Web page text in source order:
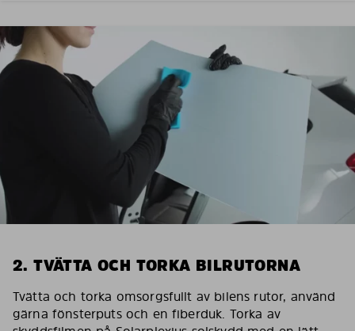
2. TVÄTTA OCH TORKA BILRUTORNA
Tvätta och torka omsorgsfullt av bilens rutor, använd
gärna fönsterputs och en fiberduk. Torka av